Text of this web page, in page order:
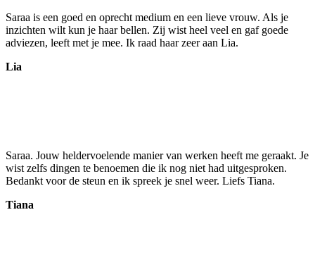
Saraa is een goed en oprecht medium en een lieve vrouw. Als je
inzichten wilt kun je haar bellen. Zij wist heel veel en gaf goede
adviezen, leeft met je mee. Ik raad haar zeer aan Lia.
Lia
Saraa. Jouw heldervoelende manier van werken heeft me geraakt. Je
wist zelfs dingen te benoemen die ik nog niet had uitgesproken.
Bedankt voor de steun en ik spreek je snel weer. Liefs Tiana.
Tiana